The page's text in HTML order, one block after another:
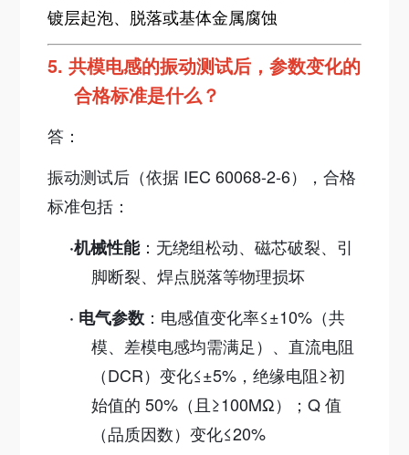
镀层起泡、脱落或基体金属腐蚀
5.共模电感的振动测试后，参数变化的
合格标准是什么？
答：
振动测试后（依据 IEC 60068-2-6），合格
标准包括：
·机械性能：无绕组松动、磁芯破裂、引
脚断裂、焊点脱落等物理损坏
· 电气参数 ：电感值变化率≤±10%（共
模、差模电感均需满足） 、 直流电阻
（DCR）变化≤±5% ，绝缘电阻≥初
始值的 50%（且≥100MΩ）；Q 值
（品质因数）变化≤20%​